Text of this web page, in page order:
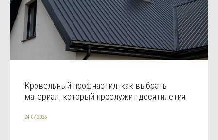
Кровельный профнастил: как выбрать
материал, который прослужит десятилетия
24.07.2026